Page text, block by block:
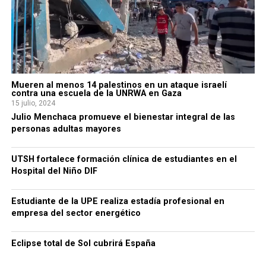
Mueren al menos 14 palestinos en un ataque israelí
contra una escuela de la UNRWA en Gaza
15 julio, 2024
Julio Menchaca promueve el bienestar integral de las
personas adultas mayores
UTSH fortalece formación clínica de estudiantes en el
Hospital del Niño DIF
Estudiante de la UPE realiza estadía profesional en
empresa del sector energético
Eclipse total de Sol cubrirá España